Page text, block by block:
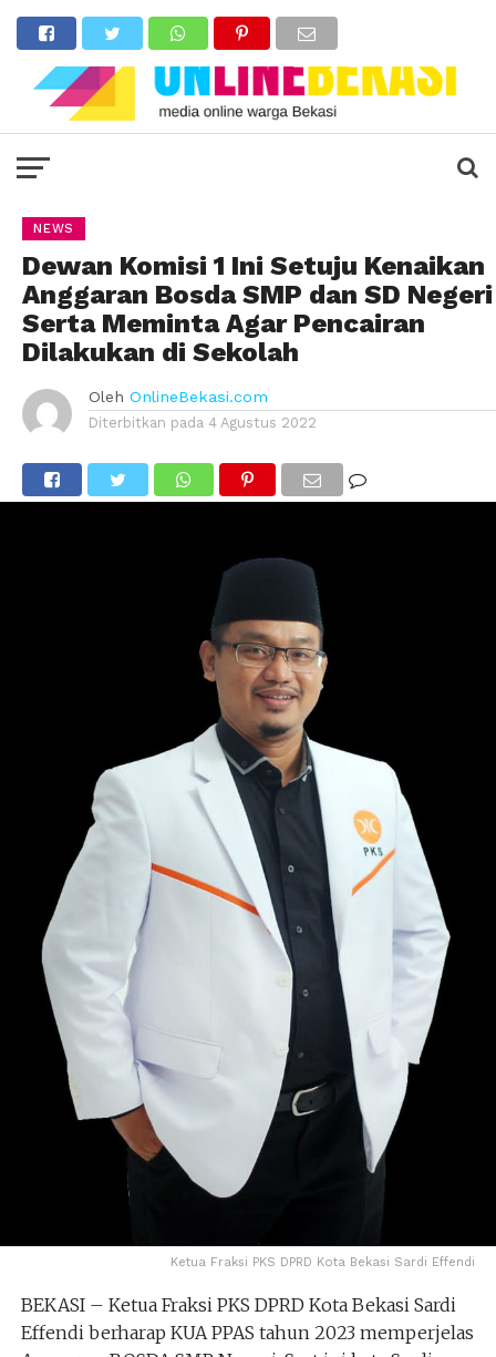
NEWS
Dewan Komisi 1 Ini Setuju Kenaikan
Anggaran Bosda SMP dan SD Negeri
Serta Meminta Agar Pencairan
Dilakukan di Sekolah
Oleh OnlineBekasi.com
Diterbitkan pada 4 Agustus 2022
Ketua Fraksi PKS DPRD Kota Bekasi Sardi Effendi
BEKASI – Ketua Fraksi PKS DPRD Kota Bekasi Sardi
Effendi berharap KUA PPAS tahun 2023 memperjelas